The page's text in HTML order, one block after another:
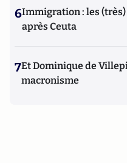
6Immigration : les
après Ceuta
7Et Dominique de
macronisme